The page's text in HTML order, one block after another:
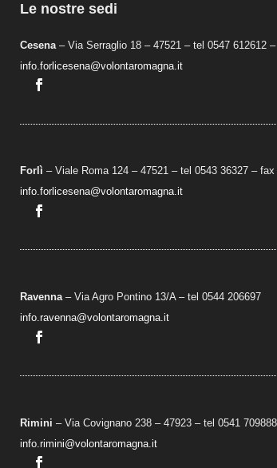
Le nostre sedi
Cesena– Via Serraglio 18 – 47521 – tel 0547 612612
info.forlicesena@volontaromagna.it
Forlì – Viale Roma 124 – 47521 – tel 0543 36327 – fax
info.forlicesena@volontaromagna.it
Ravenna– Via Agro Pontino 13/A– tel 0544 206697
info.ravenna@volontaromagna.it
Rimini – Via Covignano 238 – 47923 – tel 0541
info.rimini@volontaromagna.it